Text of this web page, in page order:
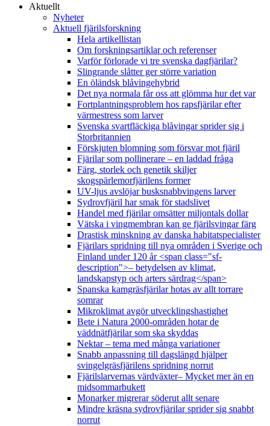
Aktuellt
Nyheter
Aktuell fjärilsforskning
Hela artikellistan
Om forskningsartiklar och referenser
Varför förlorade vi tre svenska dagfjärilar?
Slingrande slåtter ger större variation
En öländsk blåvingehybrid
Det nya normala får oss att glömma hur det var
Fortplantningsproblem hos rapsfjärilar efter
värmestress som larver
Svenska svartfläckiga blåvingar sprider sig i
Storbritannien
Förskjuten blomning som försvar mot fjäril
Fjärilar som pollinerare – en laddad fråga
Färg, storlek och genetik skiljer
skogspärlemorfjärilens former
UV-ljus avslöjar busksnabbvingens larver
Sydrovfjäril har smak för stadslivet
Handel med fjärilar omsätter miljontals dollar
Vätska i vingmembran kan ge fjärilsvingar färg
Drastisk minskning av danska habitatspecialister
Fjärilars spridning till nya områden i Sverige och
Finland under 120 år <span class="sf-
description">– betydelsen av klimat,
landskapstyp och arters särdrag</span>
Spanska kamgräsfjärilar hotas av allt torrare
somrar
Mikroklimat avgör utvecklingshastighet
Bete i Natura 2000-områden hotar de
väddnätfjärilar som ska skyddas
Nektar – tema med många variationer
Snabb anpassning till dagslängd hjälper
svingelgräsfjärilens spridning norrut
Fjärilslarvernas värdväxter– Mycket mer än en
midsommarbukett
Monarker migrerar söderut allt senare
Mindre kräsna sydrovfjärilar sprider sig snabbt
norrut